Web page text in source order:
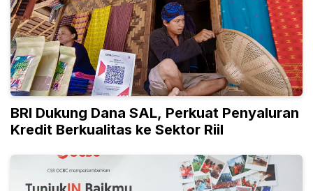
BRI Dukung Dana SAL, Perkuat Penyaluran
Kredit Berkualitas ke Sektor Riil